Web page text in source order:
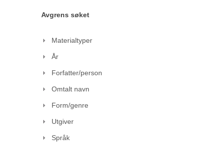
Avgrens søket
Materialtyper
År
Forfatter/person
Omtalt navn
Form/genre
Utgiver
Språk